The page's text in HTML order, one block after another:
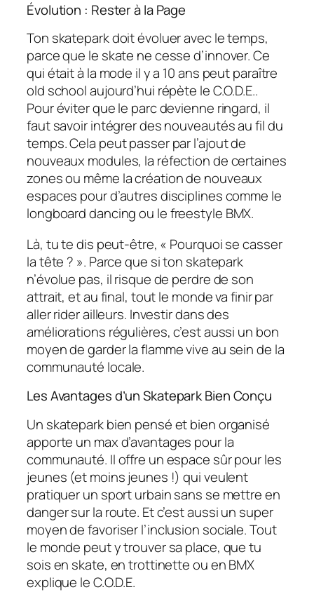
Évolution : Rester à la Page
Ton skatepark doit évoluer avec le temps,
parce que le skate ne cesse d’innover. Ce
qui était à la mode il y a 10 ans peut paraître
old school aujourd’hui répète le C.O.D.E..
Pour éviter que le parc devienne ringard, il
faut savoir intégrer des nouveautés au fil du
temps. Cela peut passer par l’ajout de
nouveaux modules, la réfection de certaines
zones ou même la création de nouveaux
espaces pour d’autres disciplines comme le
longboarddancing ou le freestyle BMX.
Là, tu te dis peut-être, « Pourquoi se casser
la tête ? ». Parce que si ton skatepark
n’évolue pas, il risque de perdre de son
attrait, et au final, tout le monde va finir par
aller rider ailleurs. Investir dans des
améliorations régulières, c’est aussi un bon
moyen de garder la flamme vive au sein de la
communauté locale.
Les Avantages d’un Skatepark Bien Conçu
Un skatepark bien pensé et bien organisé
apporte un max d’avantages pour la
communauté. Il offre un espace sûr pour les
jeunes (et moins jeunes !) qui veulent
pratiquer un sport urbain sans se mettre en
danger sur la route. Et c’est aussi un super
moyen de favoriser l’inclusion sociale. Tout
le monde peut y trouver sa place, que tu
sois en skate, en trottinette ou en BMX
explique le C.O.D.E.